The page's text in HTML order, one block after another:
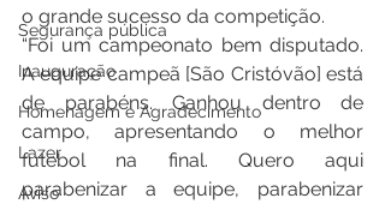
Segurança pública
Inauguração
Homenagem e Agradecimento
Lazer
Aviso
o grande sucesso da competição.
“Foi um campeonato bem disputado.
A equipe campeã [São Cristóvão] está
de parabéns. Ganhou dentro de
campo, apresentando o melhor
futebol na final. Quero aqui
parabenizar a equipe, parabenizar